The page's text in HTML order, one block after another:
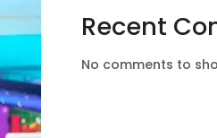
Recent
No comments to